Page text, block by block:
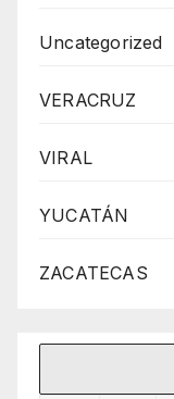
Uncategorized
VERACRUZ
VIRAL
YUCATÁN
ZACATECAS